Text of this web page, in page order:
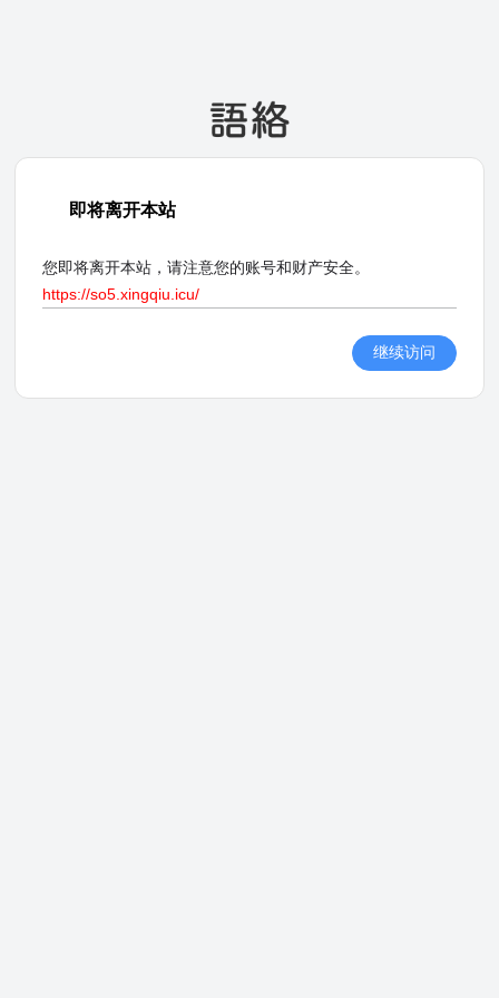
即将离开本站
您即将离开本站，请注意您的账号和财产安全。
https://so5.xingqiu.icu/
继续访问